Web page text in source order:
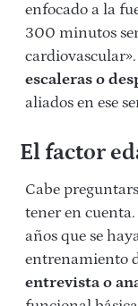
enfocado a la
300 minutos
escaleras o
aliados en ese
El factor
Cabe
tener en
años que se
entrenamiento
entrevista o